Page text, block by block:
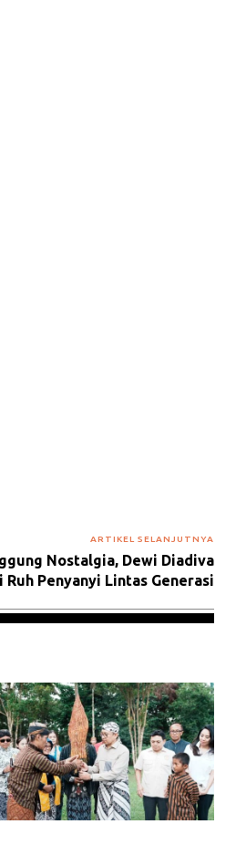
ARTIKEL SELANJUTNYA
Nostalgia, Dewi Diadiva
Ruh Penyanyi Lintas Generasi